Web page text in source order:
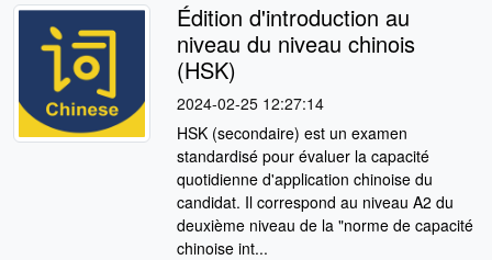
Édition d'introduction au
niveau du niveau chinois
(HSK)
2024-02-25 12:27:14
HSK (secondaire) est un examen
standardisé pour évaluer la capacité
quotidienne d'application chinoise du
candidat. Il correspond au niveau A2 du
deuxième niveau de la "norme de capacité
chinoise int...